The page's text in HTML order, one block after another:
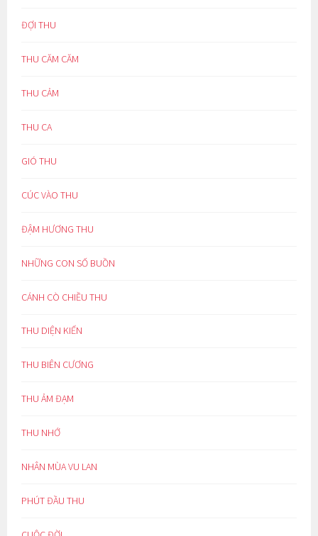
ĐỢI THU
THU CĂM CĂM
THU CẢM
THU CA
GIÓ THU
CÚC VÀO THU
ĐẬM HƯƠNG THU
NHỮNG CON SỐ BUỒN
CÁNH CÒ CHIỀU THU
THU DIỆN KIẾN
THU BIÊN CƯƠNG
THU ẢM ĐẠM
THU NHỚ
NHÂN MÙA VU LAN
PHÚT ĐẦU THU